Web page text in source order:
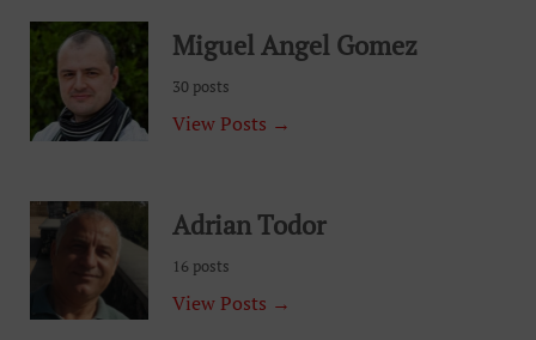
Miguel Angel Gomez
30 posts
View Posts →
Adrian Todor
16 posts
View Posts →